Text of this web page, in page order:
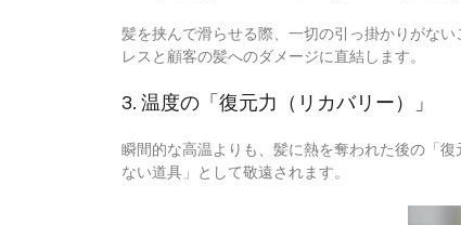
髪を挟んで滑らせる際、一切の引っ掛かりがな
レスと顧客の髪へのダメージに直結します。
3. 温度の「復元力（リカバリー）」
瞬間的な高温よりも、髪に熱を奪われた後の「
ない道具」として敬遠されます。